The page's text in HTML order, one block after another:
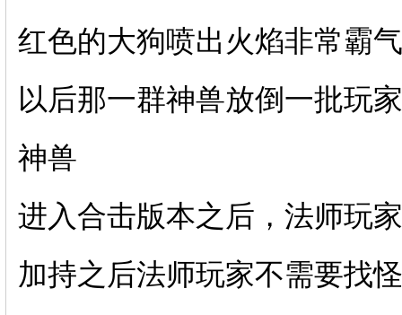
红色的大狗喷出火焰非常霸
以后那一群神兽放倒一批玩
神兽
进入合击版本之后，法师玩
加持之后法师玩家不需要找